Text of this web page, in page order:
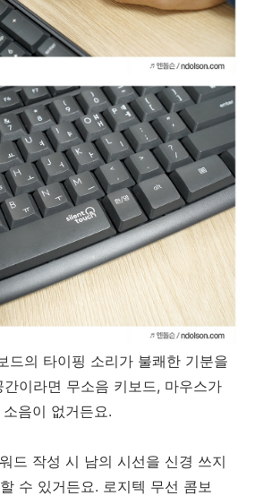
드의 타이핑 소리가 불쾌한 기분을
이라면 무소음 키보드, 마우스가
음이 없거든요.
드 작성 시 남의 시선을 신경 쓰지
수 있거든요. 로지텍 무선 콤보